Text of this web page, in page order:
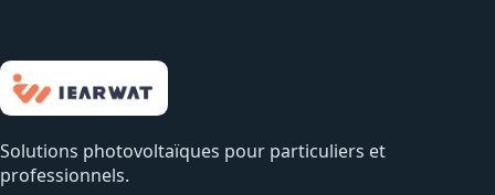
Solutions photovoltaïques pour particuliers et
professionnels.